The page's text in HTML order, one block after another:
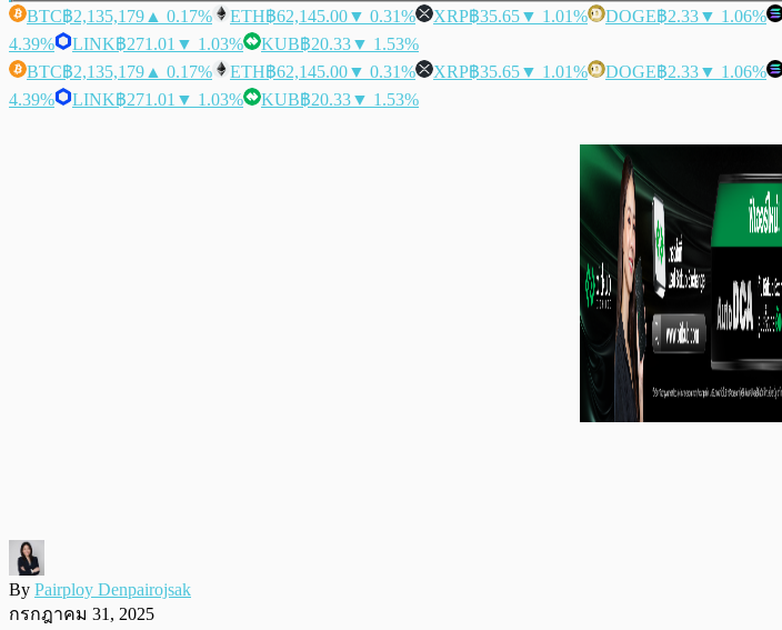
BTC฿2,135,179 ▲ 0.17% ETH฿62,145.00▼ 0.31% XRP฿35.65▼ 1.01% DOGE฿2.33▼ 1.06%
4.39%
LINK฿271.01 ▼ 1.03% KUB฿20.33▼ 1.53%
BTC฿2,135,179 ▲ 0.17% ETH฿62,145.00▼ 0.31% XRP฿35.65▼ 1.01% DOGE฿2.33▼ 1.06%
4.39%
LINK฿271.01 ▼ 1.03% KUB฿20.33▼ 1.53%
By Pairploy Denpairojsak
กรกฎาคม 31, 2025